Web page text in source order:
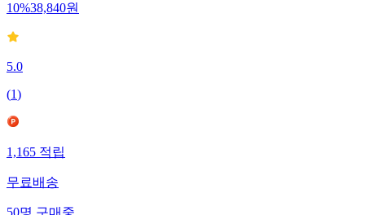
10%38,840원
5.0
(1)
1,165 적립
무료배송
50명 구매중